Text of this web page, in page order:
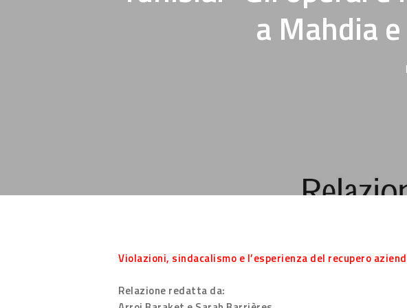
a Mahdia
Violazioni, sindacalismo e l’esperienza del recupero
Relazione redatta da: